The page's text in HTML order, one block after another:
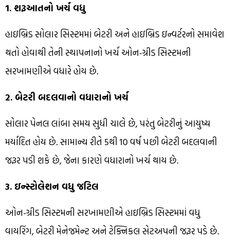
1. શરૂઆતનો ખર્ચ વધુ
હાઇબ્રિડ સોલાર સિસ્ટમમાં બેટરી અને હાઇબ્રિડ ઇન્વર્ટરનો સમાવેશ
થતો હોવાથી તેની સ્થાપનાનો ખર્ચ ઓન-ગ્રીડ સિસ્ટમની
સરખામણીએ વધારે હોય છે.
2. બેટરી બદલવાનો વધારાનો ખર્ચ
સોલાર પેનલ લાંબા સમય સુધી ચાલે છે, પરંતુ બેટરીનું આયુષ્ય
મર્યાદિત હોય છે. સામાન્ય રીતે 5થી 10 વર્ષ પછી બેટરી બદલવાની
જરૂર પડી શકે છે, જેના કારણે વધારાનો ખર્ચ થાય છે.
3. ઇન્સ્ટોલેશન વધુ જટિલ
ઓન-ગ્રીડ સિસ્ટમની સરખામણીએ હાઇબ્રિડ સિસ્ટમમાં વધુ
વાયરિંગ, બેટરી મેનેજમેન્ટ અને ટેક્નિકલ સેટઅપની જરૂર પડે છે.